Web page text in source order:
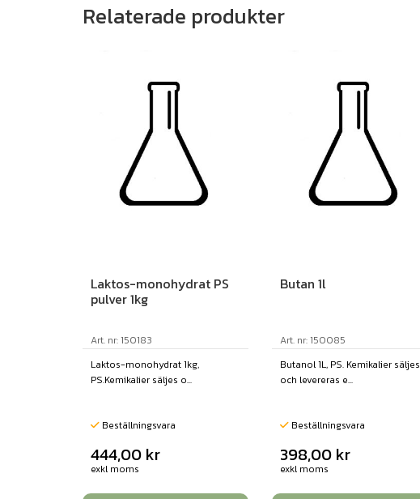
Relaterade produkter
Laktos-monohydrat PS
pulver 1kg
Art. nr: 150183
Laktos-monohydrat 1kg,
PS.Kemikalier säljes o...
Beställningsvara
444,00 kr
exkl moms
Butan 1l
Art. nr: 150085
Butanol 1L, PS. Kemikalier säljes
och levereras e...
Beställningsvara
398,00 kr
exkl moms